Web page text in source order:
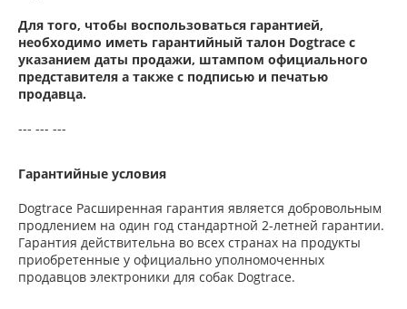
Для того, чтобы воспользоваться гарантией,
необходимо иметь гарантийный талон Dogtrace с
указанием даты продажи, штампом официального
представителя а также с подписью и печатью
продавца.
--- --- ---
Гарантийные условия
Dogtrace Расширенная гарантия является добровольным
продлением на один год стандартной 2-летней гарантии.
Гарантия действительна во всех странах на продукты
приобретенные у официально уполномоченных
продавцов электроники для собак Dogtrace.